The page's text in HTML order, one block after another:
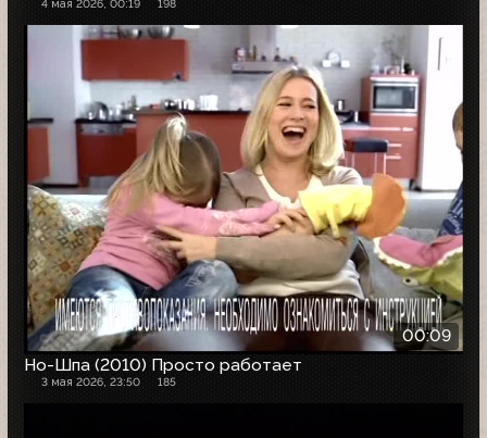
4 мая 2026, 00:19 198
00:09
Но-Шпа (2010) Просто работает
3 мая 2026, 23:50 185